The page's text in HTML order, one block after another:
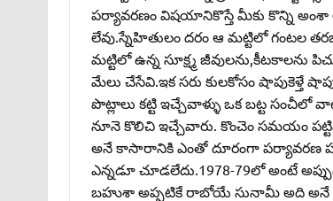
పర్యావరణం విషయానికొస్తే మీకు కొన్ని అంశా
లేవు.స్నేహితులం దరం ఆ మట్టిలో గంటల
మట్టిలో ఉన్న సూక్ష్మ జీవులను,కీటకాలను
మేలు చేసేవి.ఇక సరు కులకోసం షాపుకెళ్తే
పొట్లాలు కట్టి ఇచ్చేవాళ్ళు ఒక బట్ట
నూనె కొలిచి ఇచ్చేవారు. కొంచెం సమయం
అనే కాసారానికి ఎంతో దూరంగా పర్యావరణ
ఎన్నడూ చూడలేదు.1978-79లో అంటే
బహుశా అప్పటికే రాబోయే సునామీ అది అనే